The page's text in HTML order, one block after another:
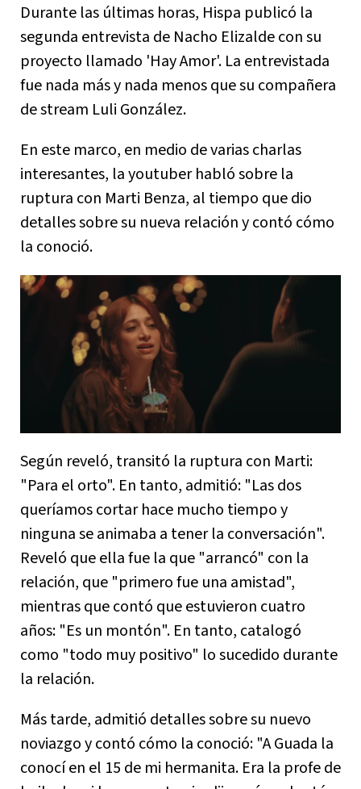
Durante las últimas horas, Hispa publicó la
segunda entrevista de Nacho Elizalde con su
proyecto llamado 'Hay Amor'. La entrevistada
fue nada más y nada menos que su compañera
de stream Luli González.
En este marco, en medio de varias charlas
interesantes, la youtuber habló sobre la
ruptura con Marti Benza, al tiempo que dio
detalles sobre su nueva relación y contó cómo
la conoció.
Según reveló, transitó la ruptura con Marti:
"Para el orto". En tanto, admitió: "Las dos
queríamos cortar hace mucho tiempo y
ninguna se animaba a tener la conversación".
Reveló que ella fue la que "arrancó" con la
relación, que "primero fue una amistad",
mientras que contó que estuvieron cuatro
años: "Es un montón". En tanto, catalogó
como "todo muy positivo" lo sucedido durante
la relación.
Más tarde, admitió detalles sobre su nuevo
noviazgo y contó cómo la conoció: "A Guada la
conocí en el 15 de mi hermanita. Era la profe de